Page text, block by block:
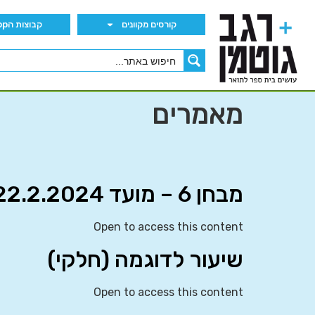
קורסים מקוונים קבוצות הWhatsApp
מאמרים
מבחן 6 – מועד 22.2.2024
Open to access this content
שיעור לדוגמה (חלקי)
Open to access this content